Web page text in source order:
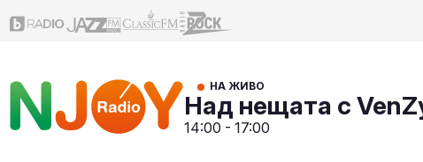
НА ЖИВО
Над нещата с
14:00 - 17:00